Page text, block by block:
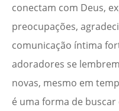
conectam com Deus,
preocupações,
comunicação íntima
adoradores se
novas, mesmo em
é uma forma de